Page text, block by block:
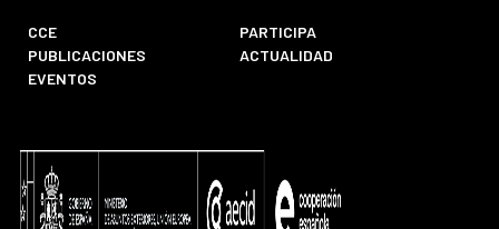
CCE
PARTICIPA
PUBLICACIONES
ACTUALIDAD
EVENTOS